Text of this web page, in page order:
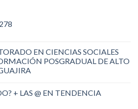
EN CIENCIAS SOCIALES
POSGRADUAL DE ALTO
+ LAS @ EN TENDENCIA